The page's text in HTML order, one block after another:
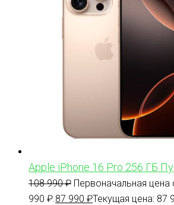
Apple iPhone 16 Pro 256 ГБ
108 990₽ Первоначальная цена
990 ₽. 87 990 ₽Текущая цена: 87